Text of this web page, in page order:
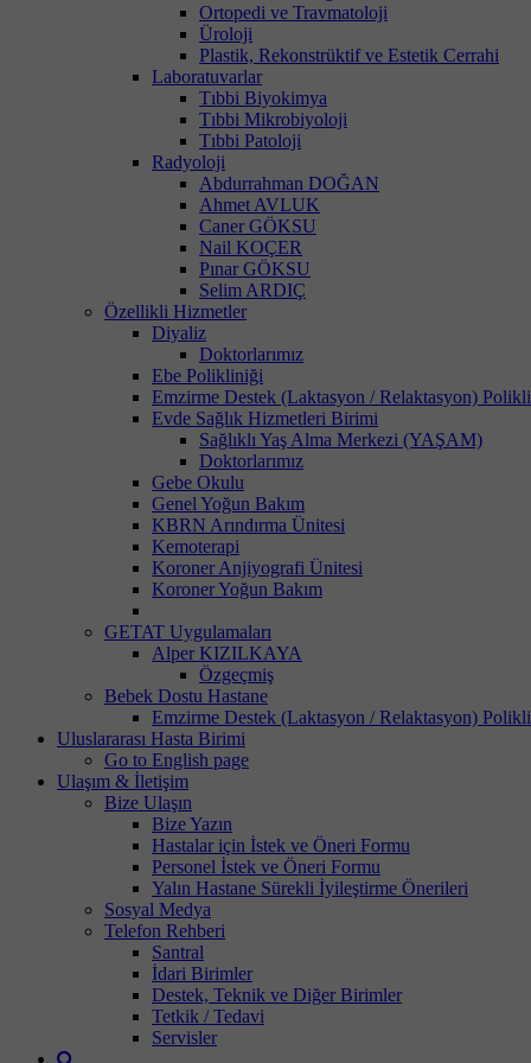
Ortopedi ve Travmatoloji
Üroloji
Plastik, Rekonstrüktif ve Estetik Cerrahi
Laboratuvarlar
Tıbbi Biyokimya
Tıbbi Mikrobiyoloji
Tıbbi Patoloji
Radyoloji
Abdurrahman DOĞAN
Ahmet AVLUK
Caner GÖKSU
Nail KOÇER
Pınar GÖKSU
Selim ARDIÇ
Özellikli Hizmetler
Diyaliz
Doktorlarımız
Ebe Polikliniği
Emzirme Destek (Laktasyon / Relaktasyon)
Evde Sağlık Hizmetleri Birimi
Sağlıklı Yaş Alma Merkezi (YAŞAM)
Doktorlarımız
Gebe Okulu
Genel Yoğun Bakım
KBRN Arındırma Ünitesi
Kemoterapi
Koroner Anjiyografi Ünitesi
Koroner Yoğun Bakım
GETAT Uygulamaları
Alper KIZILKAYA
Özgeçmiş
Bebek Dostu Hastane
Emzirme Destek (Laktasyon / Relaktasyon)
Uluslararası Hasta Birimi
Go to English page
Ulaşım & İletişim
Bize Ulaşın
Bize Yazın
Hastalar için İstek ve Öneri Formu
Personel İstek ve Öneri Formu
Yalın Hastane Sürekli İyileştirme Önerileri
Sosyal Medya
Telefon Rehberi
Santral
İdari Birimler
Destek, Teknik ve Diğer Birimler
Tetkik / Tedavi
Servisler